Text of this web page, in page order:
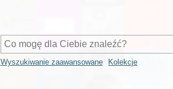
Wyszukiwanie zaawansowane Kolekcje